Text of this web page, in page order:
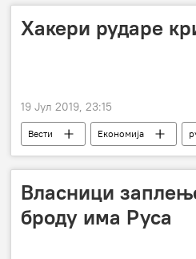
Хакери рударе
19 Јул 2019, 23:15
Вести Економија
Власници
броду има Руса